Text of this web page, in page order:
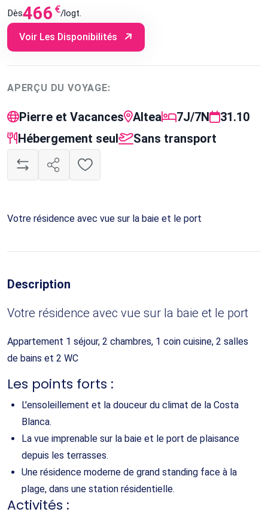
Dès466 €/logt.
Voir Les Disponibilités
APERÇU DU VOYAGE:
Pierre et Vacances Altea 7J/7N
31.10
Hébergement seul
Sans transport
Votre résidence avec vue sur la baie et le port
Description
Votre résidence avec vue sur la baie et le port
Appartement 1 séjour, 2 chambres, 1 coin cuisine, 2 salles
de bains et 2 WC
Les points forts :
L'ensoleillement et la douceur du climat de la Costa
Blanca.
La vue imprenable sur la baie et le port de plaisance
depuis les terrasses.
Une résidence moderne de grand standing face à la
plage, dans une station résidentielle.
Activités :